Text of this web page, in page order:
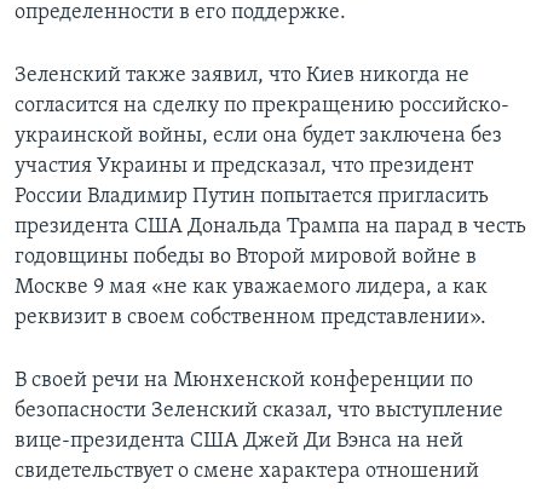
определенности в его поддержке.
Зеленский также заявил, что Киев никогда не
согласится на сделку по прекращению российско-
украинской войны, если она будет заключена без
участия Украины и предсказал, что президент
России Владимир Путин попытается пригласить
президента США Дональда Трампа на парад в честь
годовщины победы во Второй мировой войне в
Москве 9 мая «не как уважаемого лидера, а как
реквизит в своем собственном представлении».
В своей речи на Мюнхенской конференции по
безопасности Зеленский сказал, что выступление
вице-президента США Джей Ди Вэнса на ней
свидетельствует о смене характера отношений